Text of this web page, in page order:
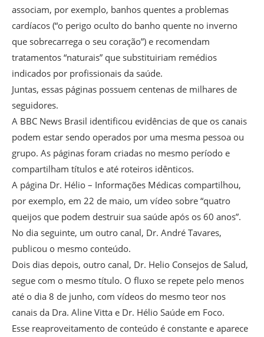
associam, por exemplo, banhos quentes a problemas
cardíacos (“o perigo oculto do banho quente no inverno
que sobrecarrega o seu coração”) e recomendam
tratamentos “naturais” que substituiriam remédios
indicados por profissionais da saúde.
Juntas, essas páginas possuem centenas de milhares de
seguidores.
A BBC News Brasil identificou evidências de que os canais
podem estar sendo operados por uma mesma pessoa ou
grupo. As páginas foram criadas no mesmo período e
compartilham títulos e até roteiros idênticos.
A página Dr. Hélio – Informações Médicas compartilhou,
por exemplo, em 22 de maio, um vídeo sobre “quatro
queijos que podem destruir sua saúde após os 60 anos”.
No dia seguinte, um outro canal, Dr. André Tavares,
publicou o mesmo conteúdo.
Dois dias depois, outro canal, Dr. Helio Consejos de Salud,
segue com o mesmo título. O fluxo se repete pelo menos
até o dia 8 de junho, com vídeos do mesmo teor nos
canais da Dra. Aline Vitta e Dr. Hélio Saúde em Foco.
Esse reaproveitamento de conteúdo é constante e aparece